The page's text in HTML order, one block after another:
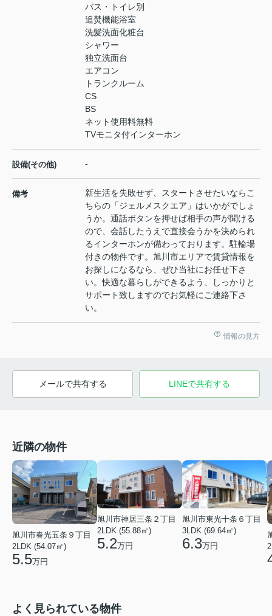
バス・トイレ別
追焚機能浴室
洗髪洗面化粧台
シャワー
独立洗面台
エアコン
トランクルーム
CS
BS
ネット使用料無料
TVモニタ付インターホン
設備(その他) -
備考
新生活を失敗せず、スタートさせたいならこ
ちらの「ジェルメスクエア」はいかがでしょ
うか。通話ボタンを押せば相手の声が聞ける
ので、会話したうえで直接会うかを決められ
るインターホンが備わっております。駐輪場
付きの物件です。旭川市エリアで賃貸情報を
お探しになるなら、ぜひ当社にお任せ下さ
い。快適な暮らしができるよう、しっかりと
サポート致しますのでお気軽にご連絡下さ
い。
情報の見方
メールで共有する LINEで共有する
近隣の物件
旭川市春光五条９丁目
2LDK (54.07㎡)
5.5万円
旭川市神居三条２丁目
2LDK (55.88㎡)
5.2万円
旭川市東光十条６丁目
3LDK (69.64㎡)
6.3万円
よく見られている物件